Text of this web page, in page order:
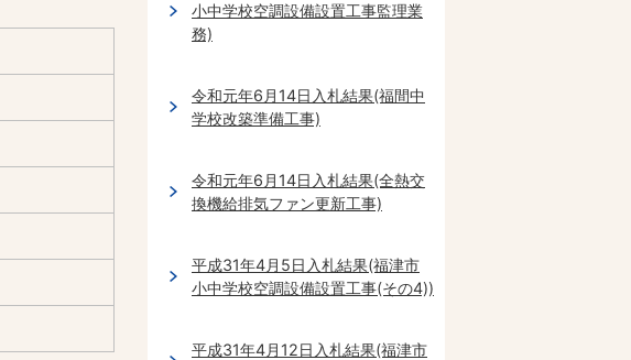
小中学校空調設備設置工事監理業
務)
令和元年6月14日入札結果(福間中
学校改築準備工事)
令和元年6月14日入札結果(全熱交
換機給排気ファン更新工事)
平成31年4月5日入札結果(福津市
小中学校空調設備設置工事(その4))
平成31年4月12日入札結果(福津市